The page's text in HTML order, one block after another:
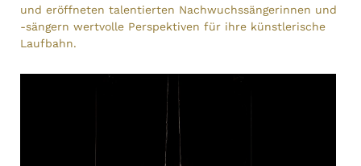
und eröffneten talentierten Nachwuchssängerinnen und
-sängern wertvolle Perspektiven für ihre künstlerische
Laufbahn.